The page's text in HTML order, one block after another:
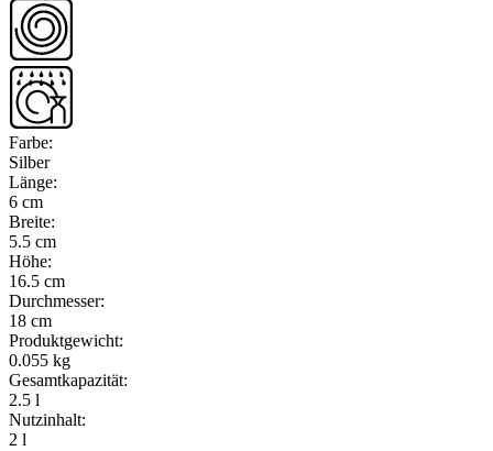
Farbe:
Silber
Länge:
6 cm
Breite:
5.5 cm
Höhe:
16.5 cm
Durchmesser:
18 cm
Produktgewicht:
0.055 kg
Gesamtkapazität:
2.5 l
Nutzinhalt:
2 l